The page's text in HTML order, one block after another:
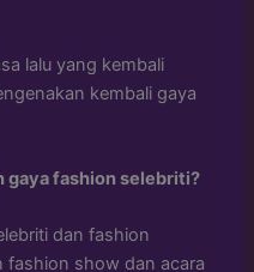
lalu yang kembali
kembali gaya
gaya fashion selebriti?
dan fashion
fashion show dan acara